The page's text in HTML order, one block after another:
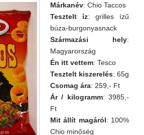
Márkanév: Chio Taccos
Tesztelt íz: grilles ízű
búza-burgonyasnack
Származási hely:
Magyarország
Én itt vettem: Tesco
Tesztelt kiszerelés: 65g
Csomag ára: 259,- Ft
Ár / kilogramm: 3985,-
Ft
Mit állít magáról: 100%
Chio minőség